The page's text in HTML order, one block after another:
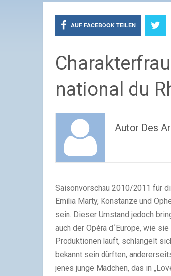
AUF FACEBOOK TEILEN
national du
Autor Des
Saisonvorschau 2010/2011 für
Emilia Marty, Konstanze und
sein. Dieser Umstand jedoch
auch der Opéra d´Europe, wie
Produktionen läuft, schlängelt
bekannt sein dürften,
jenes junge Mädchen, das in